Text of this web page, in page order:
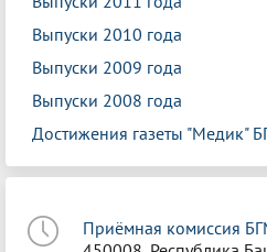
Выпуски 2010 года
Выпуски 2009 года
Выпуски 2008 года
Достижения газеты "Медик"
Приёмная комиссия